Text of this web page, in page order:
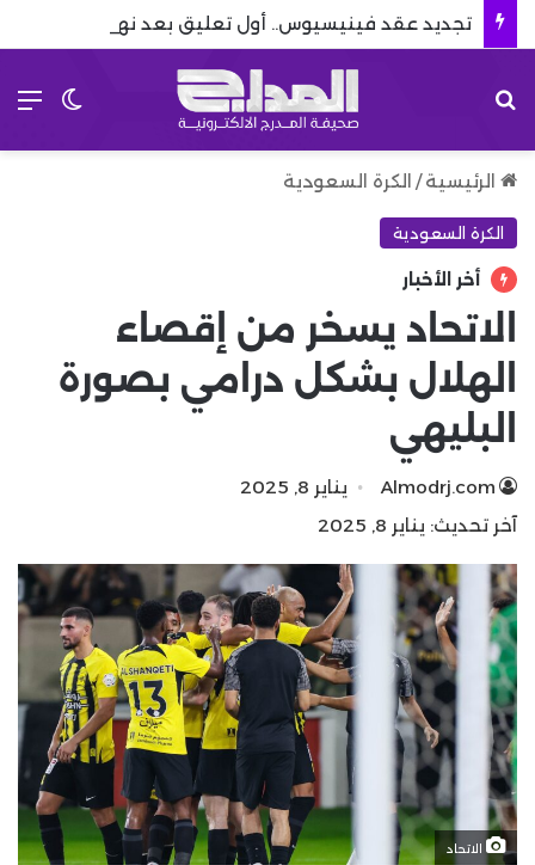
الرئيسية / الكرة السعودية
الكرة السعودية
أخر الأخبار
الاتحاد يسخر من إقصاء
الهلال بشكل درامي بصورة
البليهي
Almodrj.com
يناير 8, 2025
آخر تحديث: يناير 8, 2025
الاتحاد